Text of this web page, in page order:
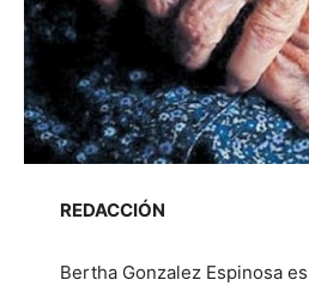
REDACCIÓN
Bertha Gonzalez Espinosa